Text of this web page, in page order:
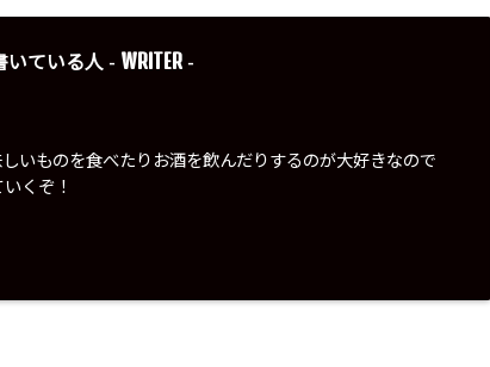
いている人 - WRITER -
いものを食べたりお酒を飲んだりするのが大好きなので
くぞ！